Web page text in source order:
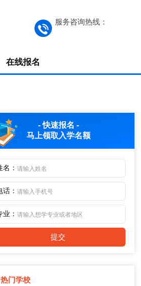
服务咨询热线：
在线报名
- 快速报名 -
马上领取 入学名额
热门学校